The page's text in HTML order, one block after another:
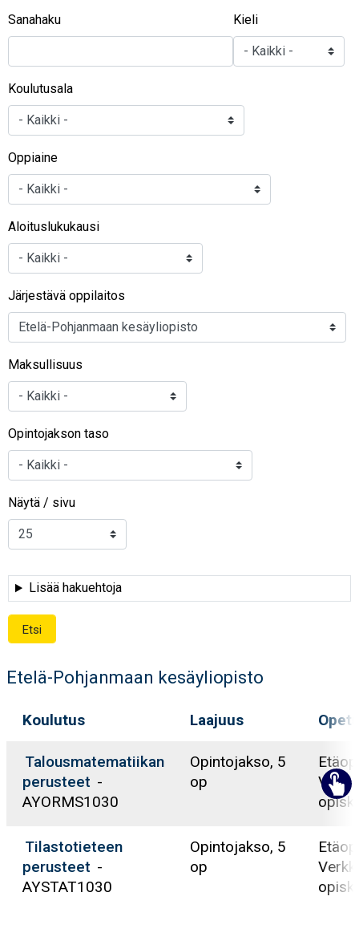
Sanahaku Kieli
Koulutusala
Oppiaine
Aloituslukukausi
Järjestävä oppilaitos
Maksullisuus
Opintojakson taso
Näytä / sivu
Lisää hakuehtoja
Etelä-Pohjanmaan kesäyliopisto
Koulutus Laajuus
Talousmatematiikan
perusteet -
AYORMS1030
Opintojakso, 5
op
Tilastotieteen
perusteet -
AYSTAT1030
Opintojakso, 5
op